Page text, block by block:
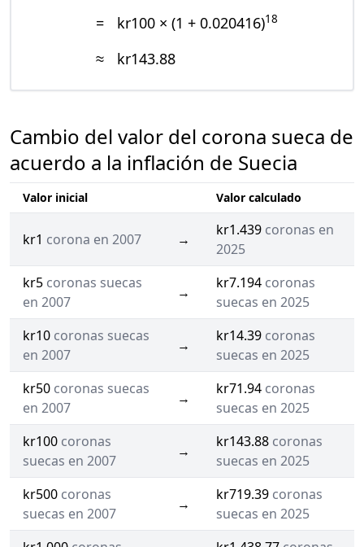
= kr100 × (1 + 0.020416)18
≈ kr143.88
Cambio del valor del corona sueca de
acuerdo a la inflación de Suecia
Valor inicial Valor calculado
kr1 corona en 2007 →
kr1.439 coronas en
2025
kr5 coronas suecas
en 2007
→
kr7.194 coronas
suecas en 2025
kr10 coronas suecas
en 2007
→
kr14.39 coronas
suecas en 2025
kr50 coronas suecas
en 2007
→
kr71.94 coronas
suecas en 2025
kr100 coronas
suecas en 2007
→
kr143.88 coronas
suecas en 2025
kr500 coronas
suecas en 2007
→
kr719.39 coronas
suecas en 2025